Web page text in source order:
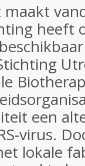
heeft
een
virus.
lokale